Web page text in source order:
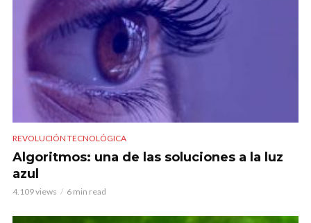
REVOLUCIÓN TECNOLÓGICA
Algoritmos: una de las soluciones a la luz
azul
4.109 views 6 min read